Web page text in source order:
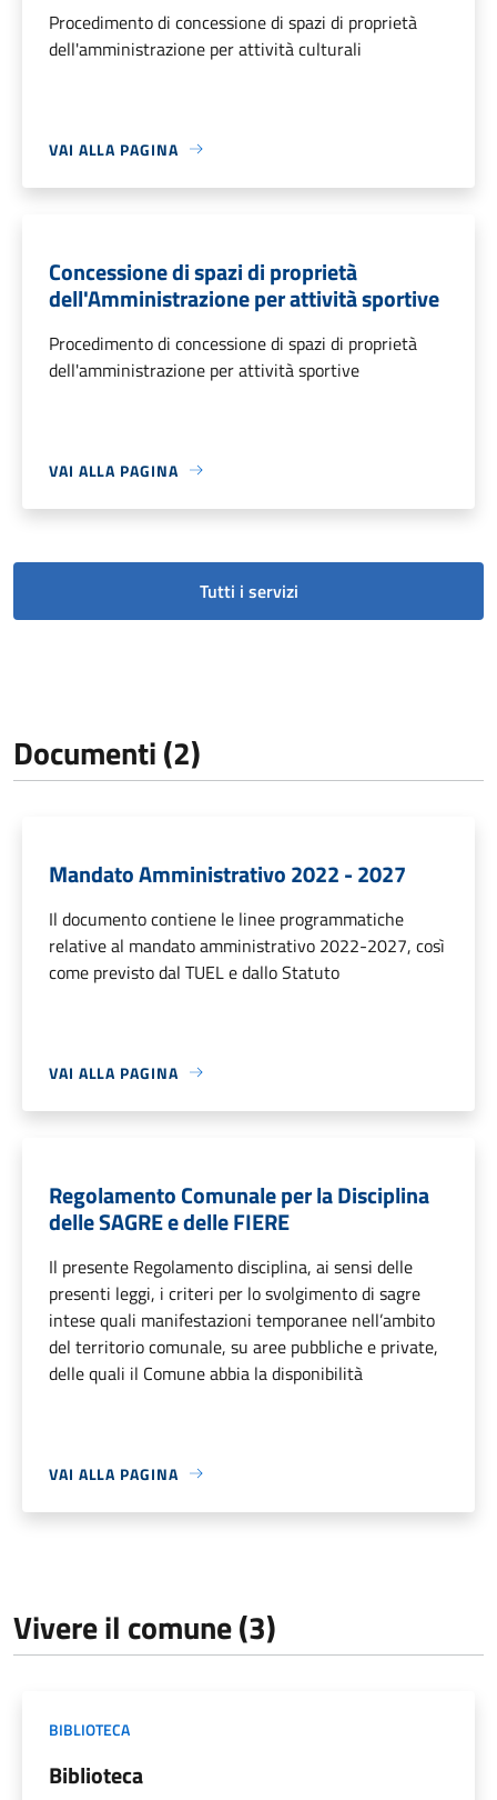
Procedimento di concessione di spazi di proprietà
dell'amministrazione per attività culturali
VAI ALLA PAGINA
Concessione di spazi di proprietà
dell'Amministrazione per attività sportive
Procedimento di concessione di spazi di proprietà
dell'amministrazione per attività sportive
VAI ALLA PAGINA
Tutti i servizi
Documenti (2)
Mandato Amministrativo 2022 - 2027
Il documento contiene le linee programmatiche
relative al mandato amministrativo 2022-2027, così
come previsto dal TUEL e dallo Statuto
VAI ALLA PAGINA
Regolamento Comunale per la Disciplina
delle SAGRE e delle FIERE
Il presente Regolamento disciplina, ai sensi delle
presenti leggi, i criteri per lo svolgimento di sagre
intese quali manifestazioni temporanee nell’ambito
del territorio comunale, su aree pubbliche e private,
delle quali il Comune abbia la disponibilità
VAI ALLA PAGINA
Vivere il comune (3)
BIBLIOTECA
Biblioteca